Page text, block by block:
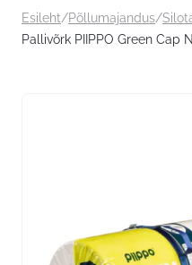
Esileht/Põllumajandus/
Pallivõrk PIIPPO Green Cap